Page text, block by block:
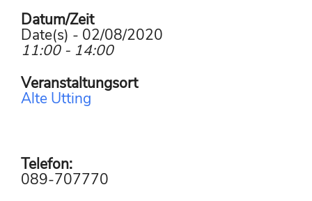
Datum/Zeit
Date(s) - 02/08/2020
11:00 - 14:00
Veranstaltungsort
Alte Utting
Telefon:
089-707770